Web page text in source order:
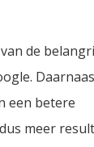
de
een betere
meer